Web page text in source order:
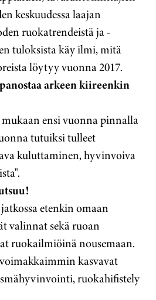
keskuudessa laajan
ruokatrendeistä ja -
tuloksista käy ilmi, mitä
löytyy vuonna 2017.
arkeen kiireenkin
ensi vuonna pinnalla
tutuiksi tulleet
kuluttaminen, hyvinvoiva
etenkin omaan
sekä ruoan
ruokailmiöinä nousemaan.
kasvavat
ruokahifistely